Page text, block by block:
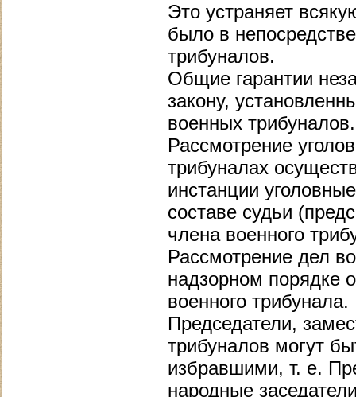
Это устраняет
было в
трибуналов.
Общие гарантии
закону,
военных трибуналов.
Рассмотрение
трибуналах
инстанции
составе судьи
члена военного
Рассмотрение дел
надзорном порядке
военного трибунала.
Председатели,
трибуналов могут
избравшими, т. е.
народные